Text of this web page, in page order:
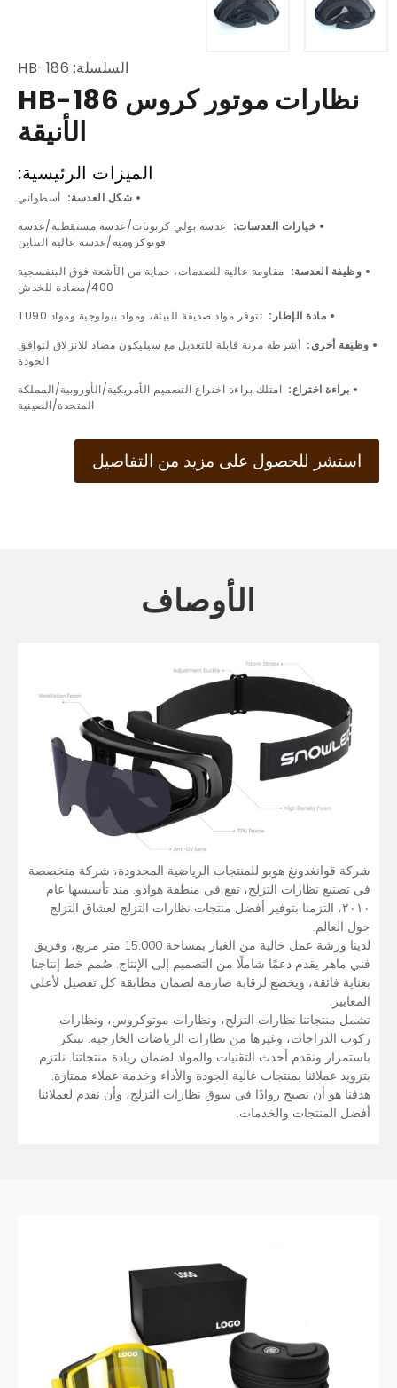
السلسلة: HB-186
نظارات موتور كروس HB-186
الأنيقة
الميزات الرئيسية:
• شكل العدسة: أسطواني
• خيارات العدسات: عدسة بولي كربونات/عدسة مستقطبة/عدسة
فوتوكرومية/عدسة عالية التباين
• وظيفة العدسة: مقاومة عالية للصدمات، حماية من الأشعة فوق البنفسجية
400/مضادة للخدش
• مادة الإطار: تتوفر مواد صديقة للبيئة، ومواد بيولوجية ومواد TU90
• وظيفة أخرى: أشرطة مرنة قابلة للتعديل مع سيليكون مضاد للانزلاق لتوافق
الخوذة
• براءة اختراع: امتلك براءة اختراع التصميم الأمريكية/الأوروبية/المملكة
المتحدة/الصينية
استشر للحصول على مزيد من التفاصيل
الأوصاف
شركة قوانغدونغ هوبو للمنتجات الرياضية المحدودة، شركة متخصصة
في تصنيع نظارات التزلج، تقع في منطقة هوادو. منذ تأسيسها عام
٢٠١٠، التزمنا بتوفير أفضل منتجات نظارات التزلج لعشاق التزلج
حول العالم.
لدينا ورشة عمل خالية من الغبار بمساحة 15,000 متر مربع، وفريق
فني ماهر يقدم دعمًا شاملًا من التصميم إلى الإنتاج. صُمم خط إنتاجنا
بعناية فائقة، ويخضع لرقابة صارمة لضمان مطابقة كل تفصيل لأعلى
المعايير.
تشمل منتجاتنا نظارات التزلج، ونظارات موتوكروس، ونظارات
ركوب الدراجات، وغيرها من نظارات الرياضات الخارجية. نبتكر
باستمرار ونقدم أحدث التقنيات والمواد لضمان ريادة منتجاتنا. نلتزم
بتزويد عملائنا بمنتجات عالية الجودة والأداء وخدمة عملاء ممتازة.
هدفنا هو أن نصبح روادًا في سوق نظارات التزلج، وأن نقدم لعملائنا
أفضل المنتجات والخدمات.